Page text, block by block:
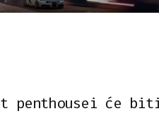
penthousei će